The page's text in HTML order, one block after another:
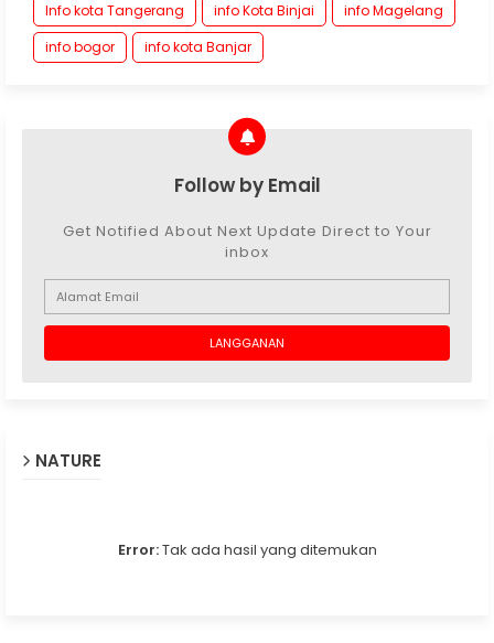
Info kota Tangerang
info Kota Binjai
info Magelang
info bogor
info kota Banjar
Follow by Email
Get Notified About Next Update Direct to Your
inbox
NATURE
Error:Tak ada hasil yang ditemukan